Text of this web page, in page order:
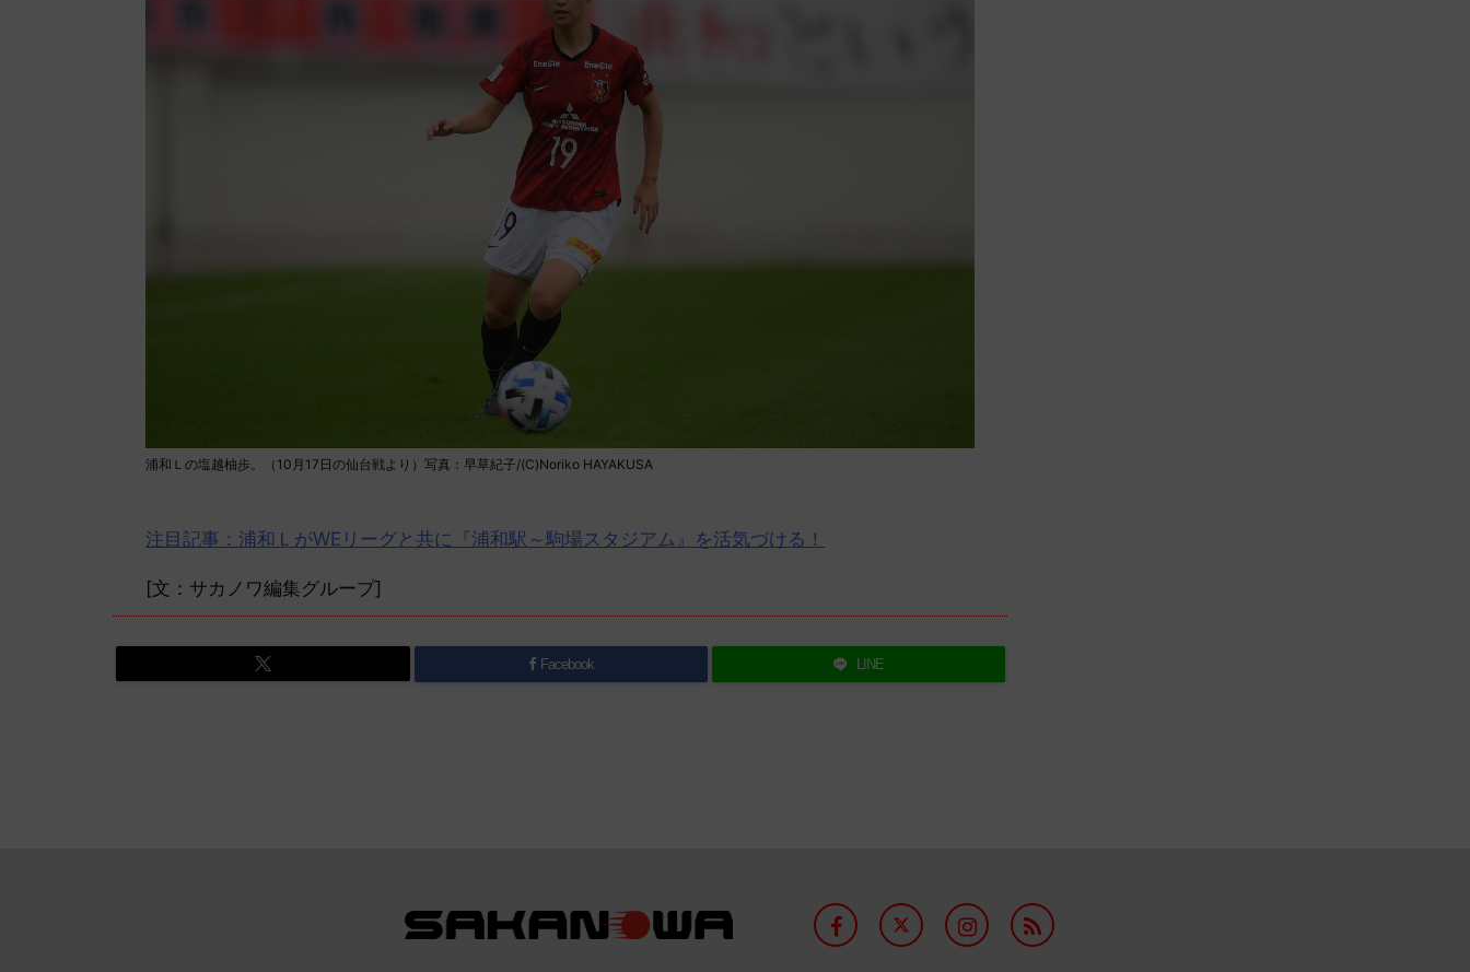
浦和Ｌの塩越柚歩。（10月17日の仙台戦より）写真：早草紀子/(C)Noriko HAYAKUSA
注目記事：浦和ＬがWEリーグと共に『浦和駅～駒場スタジアム』を活気づける！
[文：サカノワ編集グループ]
Facebook LINE